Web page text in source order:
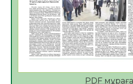
ҚЫЗЫЛОРДАДА
ЖАРҚЫН БОЛАШАҚ»
МӘЖІЛІС ӨТТІ
05.08.2026
Қазақстан Орталық
PDF